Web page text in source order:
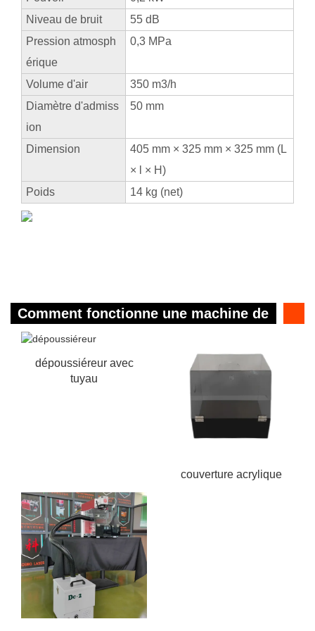
Niveau de bruit
55 dB
Pression atmosph
érique
0,3 MPa
Volume d'air
350 m3/h
Diamètre d'admiss
ion
50 mm
Dimension
405 mm × 325 mm × 325 mm (L
× l × H)
Poids
14 kg (net)
Comment fonctionne une machine de
marquage laser ?
dépoussiéreur avec
tuyau
couverture acrylique